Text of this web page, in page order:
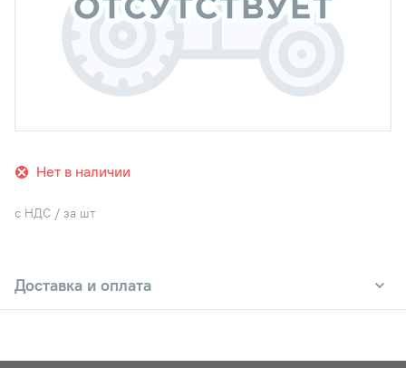
Нет в наличии
с НДС / за шт
Доставка и оплата